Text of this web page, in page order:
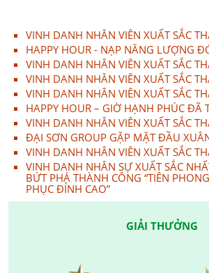
VINH DANH NHÂN VIÊN XUẤT SẮC
HAPPY HOUR - NẠP NĂNG LƯỢNG
VINH DANH NHÂN VIÊN XUẤT SẮC
VINH DANH NHÂN VIÊN XUẤT SẮC
VINH DANH NHÂN VIÊN XUẤT SẮC
HAPPY HOUR – GIỜ HẠNH PHÚC ĐÃ
VINH DANH NHÂN VIÊN XUẤT SẮC
ĐẠI SƠN GROUP GẶP MẶT ĐẦU
VINH DANH NHÂN VIÊN XUẤT SẮC
VINH DANH NHÂN SỰ XUẤT SẮC
BỨT PHÁ THÀNH CÔNG “TIÊN
PHỤC ĐỈNH CAO”
GIẢI THƯỞNG